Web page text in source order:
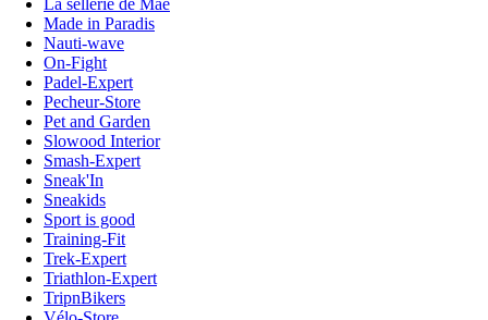
La sellerie de Maé
Made in Paradis
Nauti-wave
On-Fight
Padel-Expert
Pecheur-Store
Pet and Garden
Slowood Interior
Smash-Expert
Sneak'In
Sneakids
Sport is good
Training-Fit
Trek-Expert
Triathlon-Expert
TripnBikers